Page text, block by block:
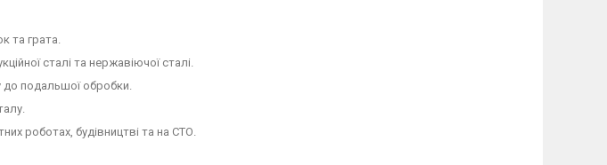
та грата.
сталі та нержавіючої сталі.
подальшої обробки.
роботах, будівництві та на СТО.